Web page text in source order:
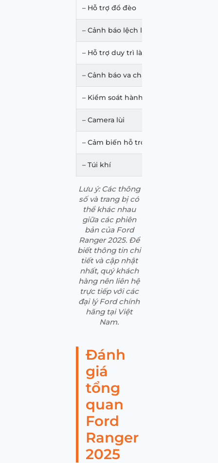
– Hỗ trợ đổ đèo
– Cảnh báo lệch làn
– Hỗ trợ duy trì làn đường
– Cảnh báo va chạm phía trước
– Kiểm soát hành trình Cruise Control
– Camera lùi
– Cảm biến hỗ trợ đỗ xe
– Túi khí
Lưu ý:Các thông
số và trang bị có
thể khác nhau
giữa các phiên
bản của Ford
Ranger 2025. Để
biết thông tin chi
tiết và cập nhật
nhất, quý khách
hàng nên liên hệ
trực tiếp với các
đại lý Ford chính
hãng tại Việt
Nam.
Đánh
giá
tổng
quan
Ford
Ranger
2025